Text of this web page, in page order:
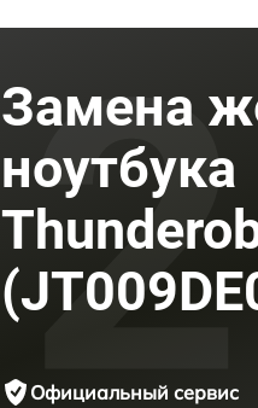
Замена
ноутбука
Официальный сервис